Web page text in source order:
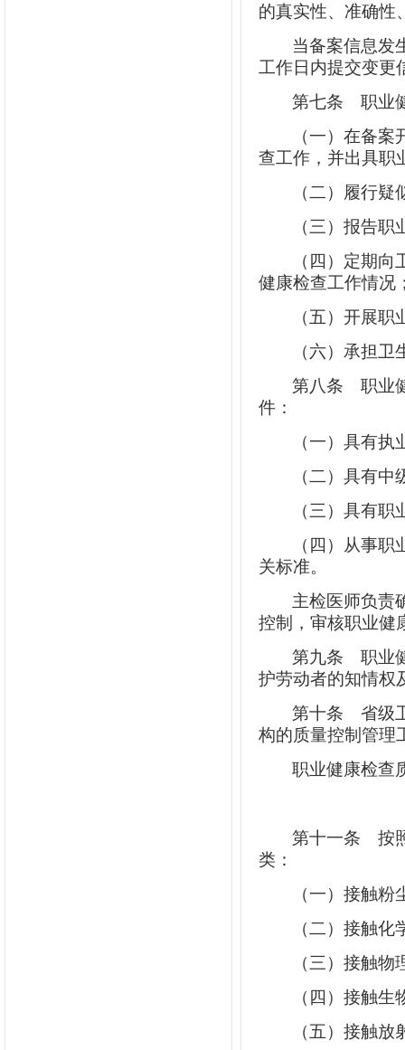
的真实性、准确性
当备案信息发
工作日内提交变更
第七条 职业
（一）在备
查工作，并出具职
（二）履行
（三）报告
（四）定期
健康检查工作情况
（五）开展
（六）承担
第八条 职业
件：
（一）具有
（二）具有
（三）具有
（四）从事
关标准。
主检医师负责
控制，审核职业健
第九条 职业
护劳动者的知情权
第十条 省级
构的质量控制管理
职业健康检查
第十一条 按
类：
（一）接触粉
（二）接触化
（三）接触物
（四）接触生
（五）接触放